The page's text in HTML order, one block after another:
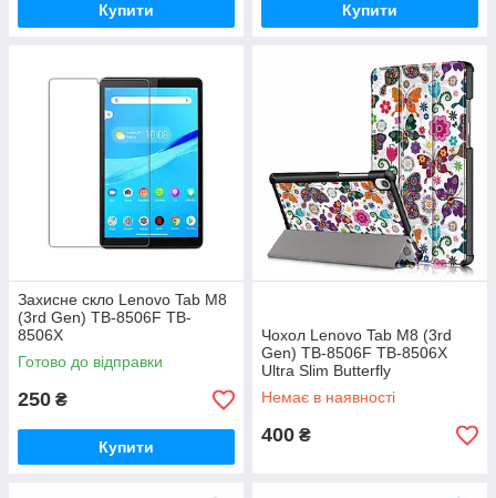
Купити Купити
Захисне скло Lenovo Tab M8
(3rd Gen) TB-8506F TB-
8506X
Готово до відправки
250 ₴
Купити
Чохол Lenovo Tab M8 (3rd
Gen) TB-8506F TB-8506X
Ultra Slim Butterfly
Немає в наявності
400 ₴